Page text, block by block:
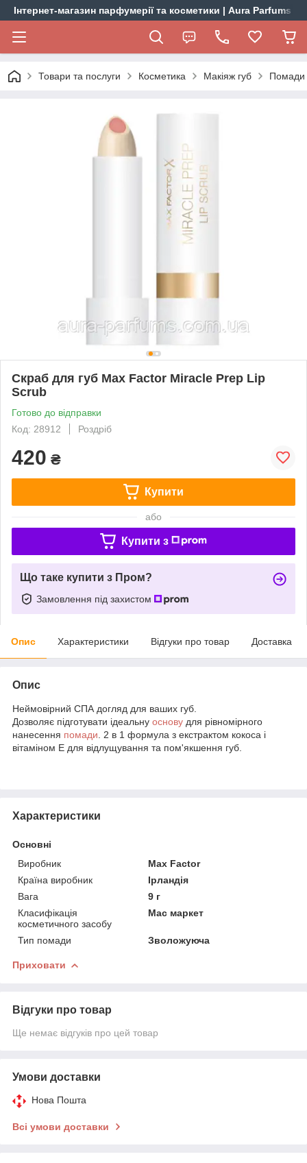
Інтернет-магазин парфумерії та косметики | Aura Parfums
Товари та послуги Косметика Макіяж губ Помади
Скраб для губ Max Factor Miracle Prep Lip
Scrub
Готово до відправки
Код: 28912
Роздріб
420 ₴
Купити
або
Купити з
Що таке купити з Пром?
Замовлення під захистом
Опис Характеристики Відгуки про товар Доставка
Опис
Неймовірний СПА догляд для ваших губ.
Дозволяє підготувати ідеальну основу для рівномірного
нанесення помади . 2 в 1 формула з екстрактом кокоса і
вітаміном Е для відлущування та пом'якшення губ.
Характеристики
Основні
Виробник
Max Factor
Країна виробник
Ірландія
Вага
9 г
Класифікація
косметичного засобу
Мас маркет
Тип помади Зволожуюча
Приховати
Відгуки про товар
Ще немає відгуків про цей товар
Умови доставки
Нова Пошта
Всі умови доставки